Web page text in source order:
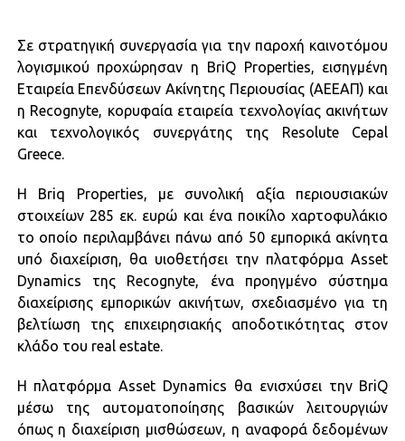
Σε στρατηγική συνεργασία για την παροχή καινοτόμου
λογισμικού προχώρησαν η BriQ Properties, εισηγμένη
Εταιρεία Επενδύσεων Ακίνητης Περιουσίας (AEEAΠ) και
η Recognyte, κορυφαία εταιρεία τεχνολογίας ακινήτων
και τεχνολογικός συνεργάτης της Resolute Cepal
Greece.
Η Briq Properties, με συνολική αξία περιουσιακών
στοιχείων 285 εκ. ευρώ και ένα ποικίλο χαρτοφυλάκιο
το οποίο περιλαμβάνει πάνω από 50 εμπορικά ακίνητα
υπό διαχείριση, θα υιοθετήσει την πλατφόρμα Asset
Dynamics της Recognyte, ένα προηγμένο σύστημα
διαχείρισης εμπορικών ακινήτων, σχεδιασμένο για τη
βελτίωση της επιχειρησιακής αποδοτικότητας στον
κλάδο του real estate.
Η πλατφόρμα Asset Dynamics θα ενισχύσει την BriQ
μέσω της αυτοματοποίησης βασικών λειτουργιών
όπως η διαχείριση μισθώσεων, η αναφορά δεδομένων